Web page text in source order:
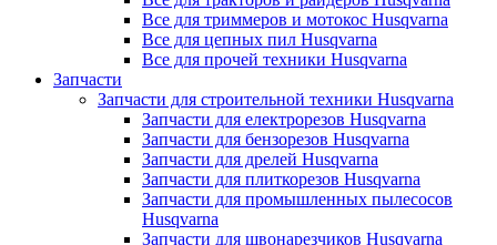
Все для триммеров и мотокос Husqvarna
Все для цепных пил Husqvarna
Все для прочей техники Husqvarna
Запчасти
Запчасти для строительной техники Husqvarna
Запчасти для електрорезов Husqvarna
Запчасти для бензорезов Husqvarna
Запчасти для дрелей Husqvarna
Запчасти для плиткорезов Husqvarna
Запчасти для промышленных пылесосов
Husqvarna
Запчасти для швонарезчиков Husqvarna